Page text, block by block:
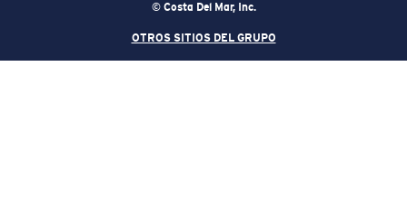
© Costa Del Mar, Inc.
OTROS SITIOS DEL GRUPO